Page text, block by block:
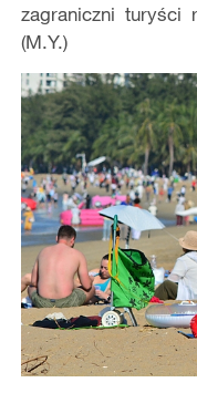
zagraniczni turyści
(M.Y.)